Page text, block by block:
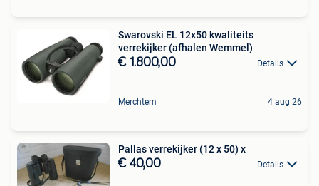
Swarovski EL 12x50 kwaliteits
verrekijker (afhalen Wemmel)
€ 1.800,00 Details
Merchtem 4 aug 26
Pallas verrekijker (12 x 50) x
€ 40,00 Details